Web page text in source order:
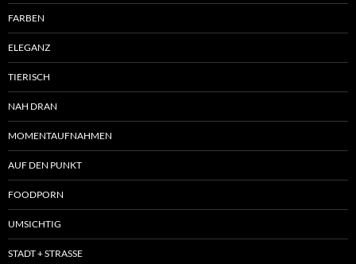
FARBEN
ELEGANZ
TIERISCH
NAH DRAN
MOMENTAUFNAHMEN
AUF DEN PUNKT
FOODPORN
UMSICHTIG
STADT + STRASSE